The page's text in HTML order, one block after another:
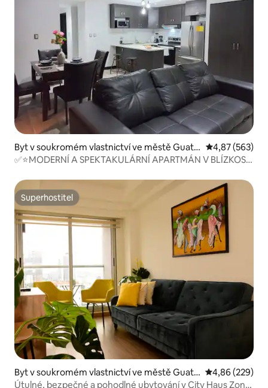
Byt v soukromém vlastnictví ve městě Guate
mala City
Průměrné
4,87 (563)
✅⭐MODERNÍ A SPEKTAKULÁRNÍ APARTMÁN V BLÍZKOSTI
Superhostitel
Superhostitel
Byt v soukromém vlastnictví ve městě Guate
mala City
Průměrné
4,86 (229)
Útulné, bezpečné a pohodlné ubytování v City Haus Zone